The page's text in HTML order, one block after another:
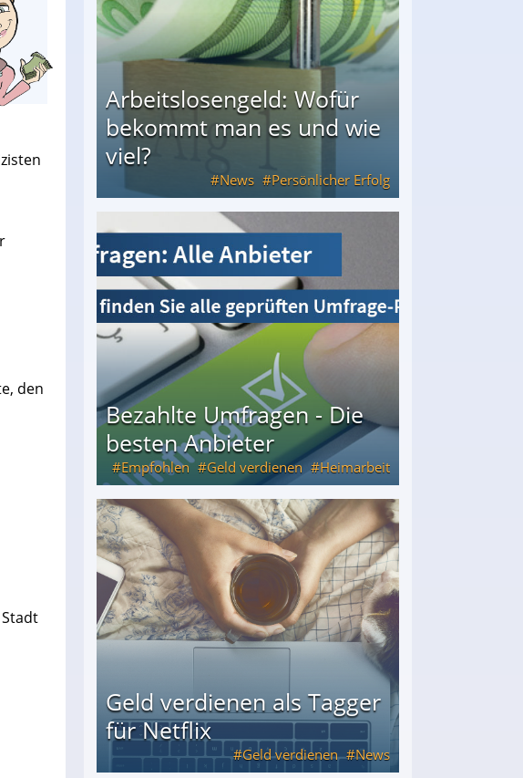
den
Arbeitslosengeld: Wofür
bekommt man es und wie
viel?
News Persönlicher Erfolg
man es und wie viel?
Bezahlte Umfragen - Die
besten Anbieter
Empfohlen Geld verdienen Heimarbeit
Geld verdienen als Tagger
für Netflix
Geld verdienen News